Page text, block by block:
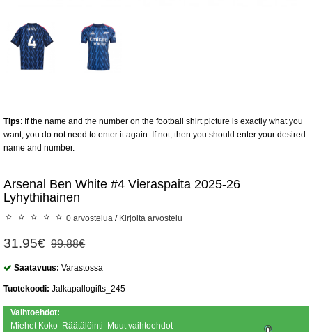
Tips: If the name and the number on the football shirt picture is exactly what you
want, you do not need to enter it again. If not, then you should enter your desired
name and number.
Arsenal Ben White #4 Vieraspaita 2025-26
Lyhythihainen
0 arvostelua / Kirjoita arvostelu
31.95€ 99.88€
Saatavuus: Varastossa
Tuotekoodi: Jalkapallogifts_245
Vaihtoehdot:
Miehet Koko Räätälöinti Muut vaihtoehdot